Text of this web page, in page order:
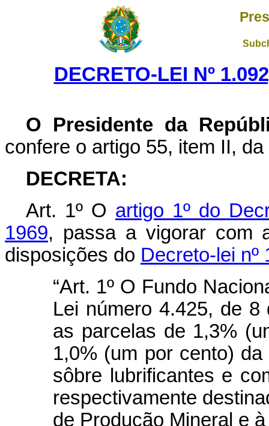
DECRETO-LEI Nº
O Presidente da
confere o artigo 55, item II,
DECRETA:
Art. 1º O artigo 1º do
1969, passa a vigorar com
disposições do Decreto-lei nº
“Art. 1º O Fundo
Lei número 4.425, de
as parcelas de 1,3%
1,0% (um por cento)
sôbre lubrificantes e
respectivamente
de Produção Mineral e